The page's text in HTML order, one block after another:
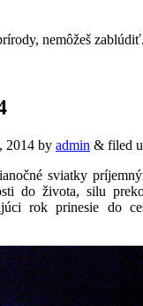
nemôžeš zablúdiť.
2014 by admin & filed
sviatky
do života, silu
rok prinesie do